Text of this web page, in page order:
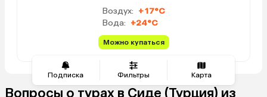
Подписка Фильтры Карта
Воздух: +17°C
Вода: +24°C
Можно купаться
Вопросы о турах в Сиде (Турция) из